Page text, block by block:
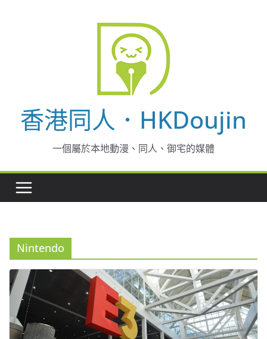
香港同人．HKDoujin
一個屬於本地動漫、同人、御宅的媒體
Nintendo